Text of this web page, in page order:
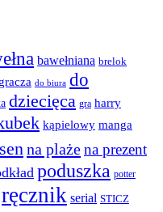
bawełniana brelok
do biura do
dziecięca gra harry
kąpielowy manga
na plażena prezent
poduszka potter
ręcznik serial STICZ